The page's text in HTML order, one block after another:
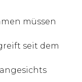
müssen
seit dem